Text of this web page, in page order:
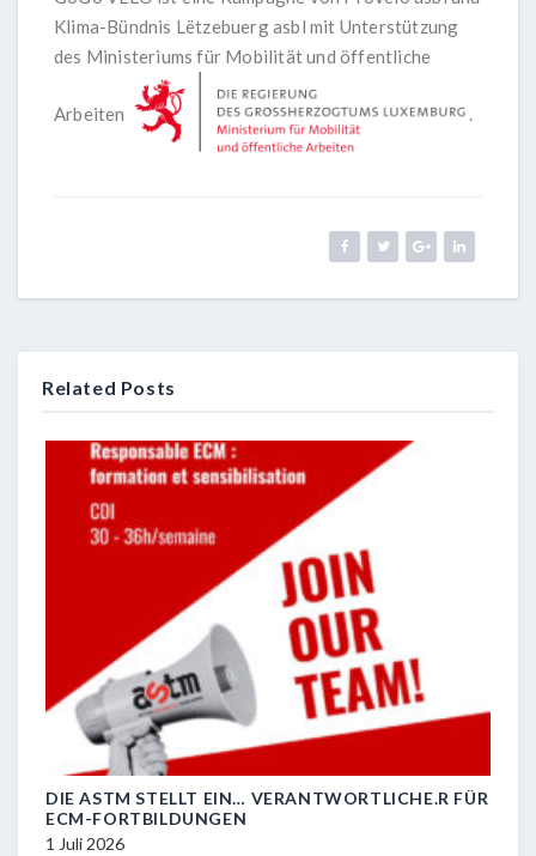
Klima-Bündnis Lëtzebuerg asbl mit Unterstützung
des Ministeriums für Mobilität und öffentliche
Arbeiten .
Related Posts
DIE ASTM STELLT EIN… VERANTWORTLICHE.R FÜR
ECM-FORTBILDUNGEN
1 Juli 2026